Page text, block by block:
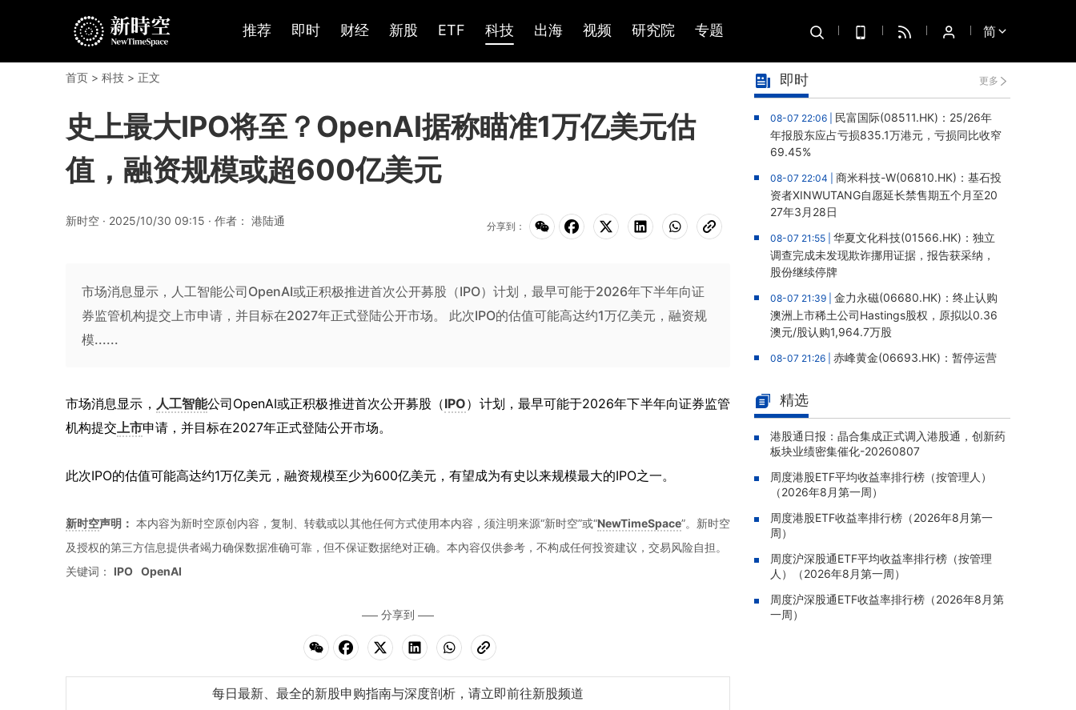
推荐 即时 财经 新股 ETF 科技 出海 视频 研究院 专题 简
首页 > 科技 > 正文
史上最大IPO将至？OpenAI据称瞄准1万亿美元估
值，融资规模或超600亿美元
新时空 · 2025/10/30 09:15 · 作者： 港陆通 分享到：
市场消息显示，人工智能公司OpenAI或正积极推进首次公开募股（IPO）计划，最早可能于2026年下半年向证
券监管机构提交上市申请，并目标在2027年正式登陆公开市场。 此次IPO的估值可能高达约1万亿美元，融资规
模......
市场消息显示， 人工智能公司OpenAI或正积极推进首次公开募股（IPO）计划，最早可能于2026年下半年向证券监管
机构提交上市申请，并目标在2027年正式登陆公开市场。
此次IPO的估值可能高达约1万亿美元，融资规模至少为600亿美元，有望成为有史以来规模最大的IPO之一。
新时空声明： 本内容为新时空原创内容，复制、转载或以其他任何方式使用本内容，须注明来源“新时空”或“NewTimeSpace”。新时空
及授权的第三方信息提供者竭力确保数据准确可靠，但不保证数据绝对正确。本內容仅供参考，不构成任何投资建议，交易风险自担。
关键词：
IPO OpenAI
分享到
每日最新、最全的新股申购指南与深度剖析，请立即前往新股频道
即时 更多
08-07 22:06 | 民富国际(08511.HK)：25/26年
年报股东应占亏损835.1万港元，亏损同比收窄
69.45%
08-07 22:04 | 商米科技-W(06810.HK)：基石投
资者XINWUTANG自愿延长禁售期五个月至20
27年3月28日
08-07 21:55 | 华夏文化科技(01566.HK)：独立
调查完成未发现欺诈挪用证据，报告获采纳，
股份继续停牌
08-07 21:39 | 金力永磁(06680.HK)：终止认购
澳洲上市稀土公司Hastings股权，原拟以0.36
澳元/股认购1,964.7万股
08-07 21:26 | 赤峰黄金(06693.HK)：暂停运营
人民币5,406万元
08-07 20:07 |灵宝黄金(03330.HK)：新疆哈巴
河勘查取得重大进展，保有金金属量由13.20吨
跃升至53.94吨
08-07 20:04 |迅策(03317.HK)：与天合算力订
立战略合作备忘，共探能源垂类大模型与Toke
n工厂商业化
08-07 20:02 |
中国泛半导体IMSS市场排名第三
08-07 19:47 | 浙能迈领绿航二次递表港交所，为
全球领先的绿色航运设备和系统提供商
08-07 19:09 |
精选
港股通日报：晶合集成正式调入港股通，创新药
板块业绩密集催化-20260807
周度港股ETF平均收益率排行榜（按管理人）
（2026年8月第一周）
周度港股ETF收益率排行榜（2026年8月第一
周）
周度沪深股通ETF平均收益率排行榜（按管理
人）（2026年8月第一周）
周度沪深股通ETF收益率排行榜（2026年8月第
一周）